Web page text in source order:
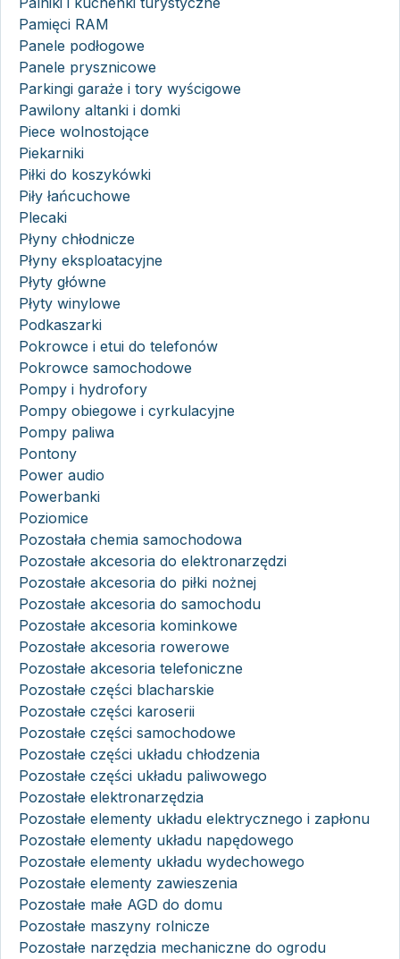
Pamięci RAM
Panele podłogowe
Panele prysznicowe
Parkingi garaże i tory wyścigowe
Pawilony altanki i domki
Piece wolnostojące
Piekarniki
Piłki do koszykówki
Piły łańcuchowe
Plecaki
Płyny chłodnicze
Płyny eksploatacyjne
Płyty główne
Płyty winylowe
Podkaszarki
Pokrowce i etui do telefonów
Pokrowce samochodowe
Pompy i hydrofory
Pompy obiegowe i cyrkulacyjne
Pompy paliwa
Pontony
Power audio
Powerbanki
Poziomice
Pozostała chemia samochodowa
Pozostałe akcesoria do elektronarzędzi
Pozostałe akcesoria do piłki nożnej
Pozostałe akcesoria do samochodu
Pozostałe akcesoria kominkowe
Pozostałe akcesoria rowerowe
Pozostałe akcesoria telefoniczne
Pozostałe części blacharskie
Pozostałe części karoserii
Pozostałe części samochodowe
Pozostałe części układu chłodzenia
Pozostałe części układu paliwowego
Pozostałe elektronarzędzia
Pozostałe elementy układu elektrycznego i zapłonu
Pozostałe elementy układu napędowego
Pozostałe elementy układu wydechowego
Pozostałe elementy zawieszenia
Pozostałe małe AGD do domu
Pozostałe maszyny rolnicze
Pozostałe narzędzia mechaniczne do ogrodu